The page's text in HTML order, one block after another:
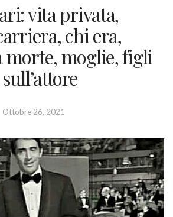
vita privata,
chi era,
morte, moglie, figli
Ottobre 26, 2021